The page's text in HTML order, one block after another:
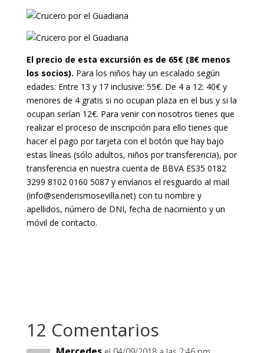
El precio de esta excursión es de 65€ (8€ menos
los socios). Para los niños hay un escalado según
edades: Entre 13 y 17 inclusive: 55€. De 4 a 12: 40€ y
menores de 4 gratis si no ocupan plaza en el bus y si la
ocupan serían 12€. Para venir con nosotros tienes que
realizar el proceso de inscripción para ello tienes que
hacer el pago por tarjeta con el botón que hay bajo
estas líneas (sólo adultos, niños por transferencia), por
transferencia en nuestra cuenta de BBVA ES35 0182
3299 8102 0160 5087y envíanos el resguardo al mail
(info@senderismosevilla.net) con tu nombre y
apellidos, número de DNI, fecha de nacimiento y un
móvil de contacto.
12 Comentarios